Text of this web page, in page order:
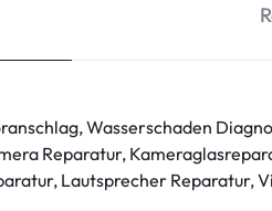
Wasserschaden
Reparatur,
Lautsprecher Reparatur,